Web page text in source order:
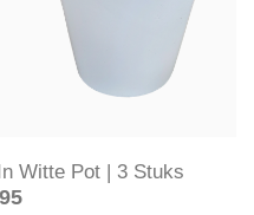
Witte Pot | 3 Stuks